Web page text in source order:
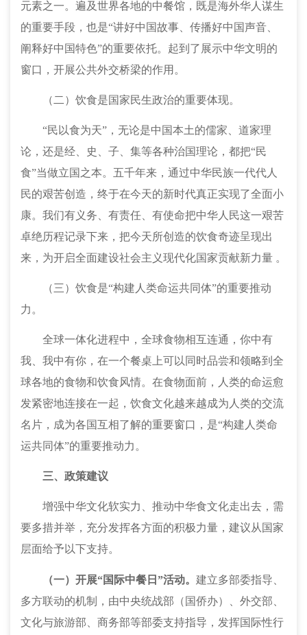
元素之一。遍及世界各地的中餐馆，既是海外华人谋生
的重要手段，也是“讲好中国故事、传播好中国声音、
阐释好中国特色”的重要依托。起到了展示中华文明的
窗口，开展公共外交桥梁的作用。
（二）饮食是国家民生政治的重要体现。
“民以食为天” ， 无论是中国本土的儒家、道家理
论，还是经、史、子、集等各种治国理论，都把“民
食”当做立国之本。五千年来，通过中华民族一代代人
民的艰苦创造，终于在今天的新时代真正实现了全面小
康。我们有义务、有责任、有使命把中华人民这一艰苦
卓绝历程记录下来，把今天所创造的饮食奇迹呈现出
来 ， 为开启全面建设社会主义现代化国家贡献新力量 。
（三） 饮食是“构建人类命运共同体”的重要推动
力 。
全球一体化进程中， 全球食物相互连通，你中有
我、我中有你，在一个餐桌上可以同时品尝和领略到全
球各地的食物和饮食风情。在食物面前，人类的命运愈
发紧密地连接在一起 ， 饮食文化越来越成为人类的交流
名片，成为各国互相了解的重要窗口，是“构建人类命
运共同体”的重要推动力 。
三、政策建议
增强中华文化软实力、推动中华食文化走出去，需
要多措并举，充分发挥各方面的积极力量，建议从国家
层面给予以下支持。
（一）开展“国际中餐日”活动。 建立多部委指导、
多方联动的机制，由中央统战部（国侨办）、外交部、
文化与旅游部、商务部等部委支持指导，发挥国际性行